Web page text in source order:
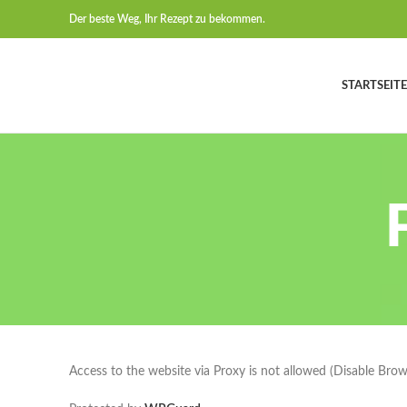
Der beste Weg, Ihr Rezept zu bekommen.
STARTSEITE
Access to the website via Proxy is not allowed (Disable